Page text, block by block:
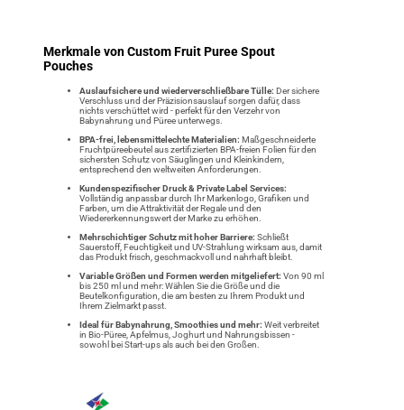
Merkmale von Custom Fruit Puree Spout
Pouches
Auslaufsichere und wiederverschließbare Tülle: Der sichere
Verschluss und der Präzisionsauslauf sorgen dafür, dass
nichts verschüttet wird - perfekt für den Verzehr von
Babynahrung und Püree unterwegs.
BPA-frei, lebensmittelechte Materialien: Maßgeschneiderte
Fruchtpüreebeutel aus zertifizierten BPA-freien Folien für den
sichersten Schutz von Säuglingen und Kleinkindern,
entsprechend den weltweiten Anforderungen.
Kundenspezifischer Druck & Private Label Services:
Vollständig anpassbar durch Ihr Markenlogo, Grafiken und
Farben, um die Attraktivität der Regale und den
Wiedererkennungswert der Marke zu erhöhen.
Mehrschichtiger Schutz mit hoher Barriere: Schließt
Sauerstoff, Feuchtigkeit und UV-Strahlung wirksam aus, damit
das Produkt frisch, geschmackvoll und nahrhaft bleibt.
Variable Größen und Formen werden mitgeliefert: Von 90 ml
bis 250 ml und mehr: Wählen Sie die Größe und die
Beutelkonfiguration, die am besten zu Ihrem Produkt und
Ihrem Zielmarkt passt.
Ideal für Babynahrung, Smoothies und mehr: Weit verbreitet
in Bio-Püree, Apfelmus, Joghurt und Nahrungsbissen -
sowohl bei Start-ups als auch bei den Großen.